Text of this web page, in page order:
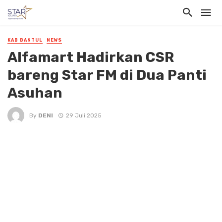
KAB BANTUL NEWS
Alfamart Hadirkan CSR
bareng Star FM di Dua Panti
Asuhan
By DENI 29 Juli 2025